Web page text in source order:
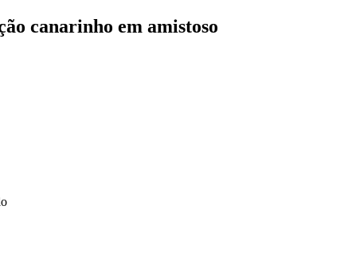
canarinho em amistoso